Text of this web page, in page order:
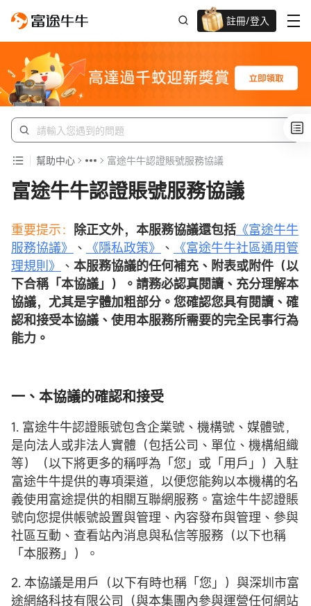
註冊/登入
迎新驚喜賞 股票/BTC等任你揀!
幫助中心 富途牛牛認證賬號服務協議
富途牛牛認證賬號服務協議
重要提示： 除正文外，本服務協議還包括 《富途牛牛
服務協議》
、 《隱私政策》 、
《富途牛牛社區通用管
理規則》
、 本服務協議的任何補充、附表或附件（以
下合稱「本協議」）。 請務必認真閱讀、充分理解本
協議，尤其是字體加粗部分。您確認您具有閱讀、確
認和接受本協議、使用本服務所需要的完全民事行為
能力。
一、本協議的確認和接受
1. 富途牛牛認證賬號包含企業號、機構號、媒體號，
是向法人或非法人實體（包括公司、單位、機構組織
等）（以下將更多的稱呼為「您」或「用戶」）入駐
富途牛牛提供的專項渠道，以便您能夠以本機構的名
義使用富途提供的相關互聯網服務。富途牛牛認證賬
號向您提供帳號設置與管理、內容發布與管理、參與
社區互動、查看站內消息與私信等服務（以下也稱
「本服務」）。
2. 本協議是用戶（以下有時也稱「您」）與深圳市富
途網絡科技有限公司（與本集團內參與運營任何網站